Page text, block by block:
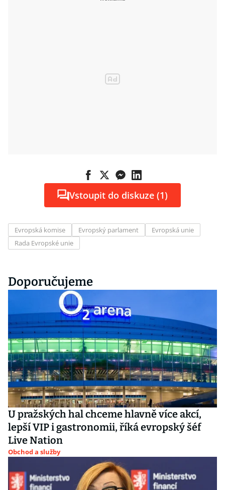
Vstoupit do diskuze (1)
Evropská komise Evropský parlament
Evropská unie
Rada Evropské unie
Doporučujeme
U pražských hal chceme hlavně více akcí,
lepší VIP i gastronomii, říká evropský šéf
Live Nation
Obchod a služby